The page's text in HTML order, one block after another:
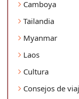
Camboya
Tailandia
Myanmar
Laos
Cultura
Consejos de